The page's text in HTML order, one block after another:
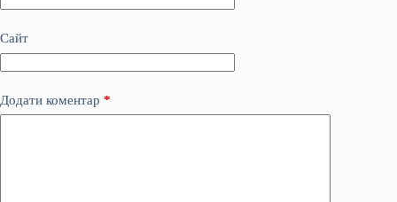
Сайт
Додати коментар *